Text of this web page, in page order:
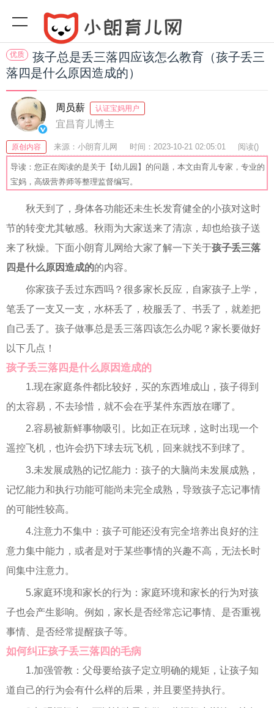
优质
孩子总是丢三落四应该怎么教育（孩子丢三
落四是什么原因造成的）
周员薪 认证宝妈用户
宜昌育儿博主
原创内容 来源：小朗育儿网 时间：2023-10-21 02:05:01 阅读()
收藏：52 分享：43 爆
导读：您正在阅读的是关于【幼儿园】的问题，本文由育儿专家，专业的
宝妈，高级营养师等整理监督编写。
秋天到了，身体各功能还未生长发育健全的小孩对这时
节的转变尤其敏感。秋雨为大家送来了清凉，却也给孩子送
来了秋燥。下面小朗育儿网给大家了解一下关于孩子丢三落
四是什么原因造成的的内容。
你家孩子丢过东西吗？很多家长反应，自家孩子上学，
笔丢了一支又一支，水杯丢了，校服丢了、书丢了，就差把
自己丢了。孩子做事总是丢三落四该怎么办呢？家长要做好
以下几点！
孩子丢三落四是什么原因造成的
1.现在家庭条件都比较好，买的东西堆成山，孩子得到
的太容易，不去珍惜，就不会在乎某件东西放在哪了。
2.容易被新鲜事物吸引。比如正在玩球，这时出现一个
遥控飞机，也许会扔下球去玩飞机，回来就找不到球了。
3.未发展成熟的记忆能力：孩子的大脑尚未发展成熟，
记忆能力和执行功能可能尚未完全成熟，导致孩子忘记事情
的可能性较高。
4.注意力不集中：孩子可能还没有完全培养出良好的注
意力集中能力，或者是对于某些事情的兴趣不高，无法长时
间集中注意力。
5.家庭环境和家长的行为：家庭环境和家长的行为对孩
子也会产生影响。例如，家长是否经常忘记事情、是否重视
事情、是否经常提醒孩子等。
如何纠正孩子丢三落四的毛病
1.加强管教：父母要给孩子定立明确的规矩，让孩子知
道自己的行为会有什么样的后果，并且要坚持执行。